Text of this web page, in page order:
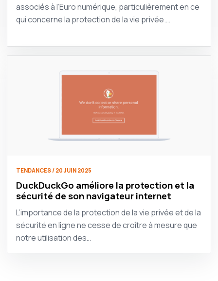
associés à l’Euro numérique, particulièrement en ce
qui concerne la protection de la vie privée.…
TENDANCES / 20 JUIN 2025
DuckDuckGo améliore la protection et la
sécurité de son navigateur internet
L’importance de la protection de la vie privée et de la
sécurité en ligne ne cesse de croître à mesure que
notre utilisation des…